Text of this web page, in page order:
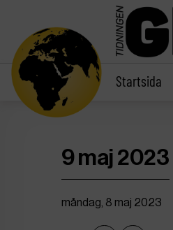
Startsida
9 maj 2023
måndag, 8 maj 2023